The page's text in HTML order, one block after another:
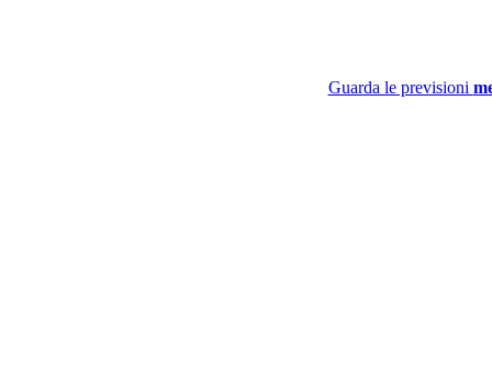
Guarda le previsioni